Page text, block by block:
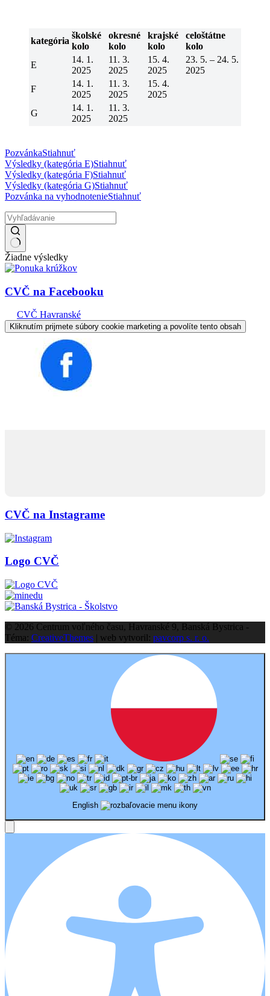
kategória
školské
kolo
okresné
kolo
krajské
kolo
celoštátne
kolo
E
14. 1.
2025
11. 3.
2025
15. 4.
2025
23. 5. – 24. 5.
2025
F
14. 1.
2025
11. 3.
2025
15. 4.
2025
G
14. 1.
2025
11. 3.
2025
PozvánkaStiahnuť
Výsledky (kategória E)Stiahnuť
Výsledky (kategória F)Stiahnuť
Výsledky (kategória G)Stiahnuť
Pozvánka na vyhodnotenieStiahnuť
Žiadne výsledky
CVČ na Facebooku
CVČ Havranské
Kliknutím prijmete súbory cookie marketing a povolíte tento obsah
CVČ na Instagrame
Logo CVČ
© 2026 Centrum voľného času, Havranské 9, Banská Bystrica -
Téma: CreativeThemes | web vytvoril: pavcorp s. r. o.
English